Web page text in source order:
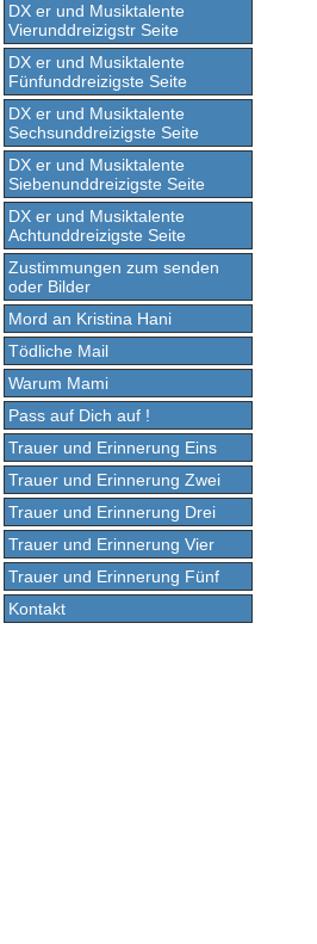
DX er und Musiktalente
Vierunddreizigstr Seite
DX er und Musiktalente
Fünfunddreizigste Seite
DX er und Musiktalente
Sechsunddreizigste Seite
DX er und Musiktalente
Siebenunddreizigste Seite
DX er und Musiktalente
Achtunddreizigste Seite
Zustimmungen zum senden
oder Bilder
Mord an Kristina Hani
Tödliche Mail
Warum Mami
Pass auf Dich auf !
Trauer und Erinnerung Eins
Trauer und Erinnerung Zwei
Trauer und Erinnerung Drei
Trauer und Erinnerung Vier
Trauer und Erinnerung Fünf
Kontakt